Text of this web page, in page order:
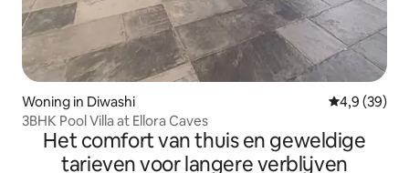
Woning in Diwashi Gemiddelde
4,9 (39)
3BHK Pool Villa at Ellora Caves
Het comfort van thuis en geweldige
tarieven voor langere verblijven